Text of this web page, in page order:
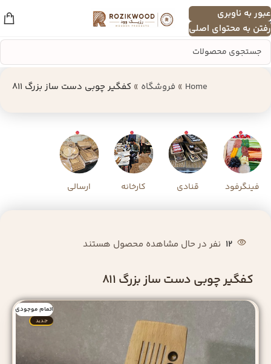
عبور به ناوبری
رفتن به محتوای اصلی
منو
Home
» فروشگاه » کفگیر چوبی دست‌ ساز بزرگ 811
فینگرفود قنادی کارخانه ارسالی
12 نفر در حال مشاهده محصول هستند
کفگیر چوبی دست‌ ساز بزرگ 811
اتمام موجودی
جدید